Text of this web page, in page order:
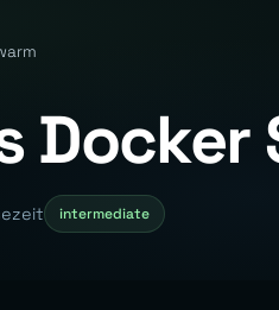
Docker
intermediate